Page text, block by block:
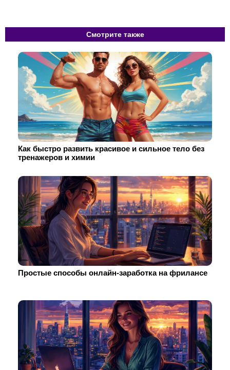
Смотрите также
Как быстро развить красивое и сильное тело без
тренажеров и химии
Простые способы онлайн-заработка на фрилансе